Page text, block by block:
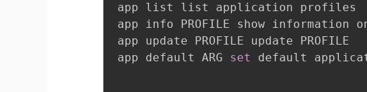
app list list application profiles
app info PROFILE show information on
app update PROFILE update PROFILE
app default ARG set default